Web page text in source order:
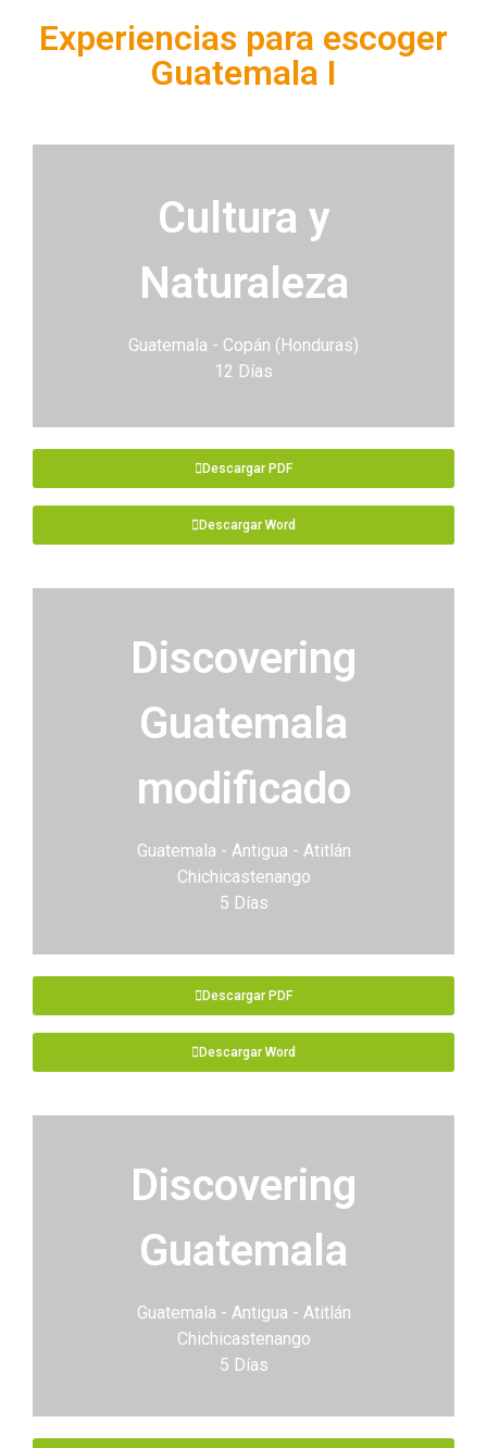
Experiencias para escoger
Guatemala I
Cultura y
Naturaleza
Guatemala - Copán (Honduras)
12 Días
Descargar PDF
Descargar Word
Discovering
Guatemala
modificado
Guatemala - Antigua - Atitlán
Chichicastenango
5 Días
Descargar PDF
Descargar Word
Discovering
Guatemala
Guatemala - Antigua - Atitlán
Chichicastenango
5 Días